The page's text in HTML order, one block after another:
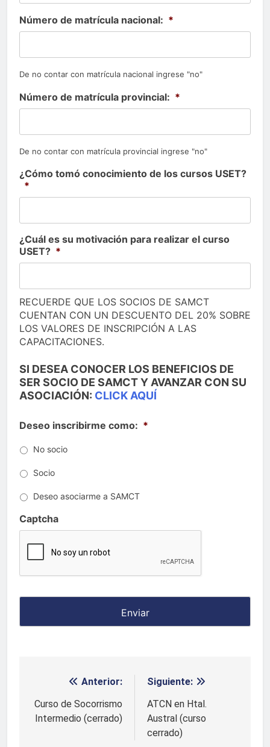
Número de matrícula nacional: *
De no contar con matrícula nacional ingrese "no"
Número de matrícula provincial: *
De no contar con matrícula provincial ingrese "no"
¿Cómo tomó conocimiento de los cursos USET?
*
¿Cuál es su motivación para realizar el curso
USET? *
RECUERDE QUE LOS SOCIOS DE SAMCT
CUENTAN CON UN DESCUENTO DEL 20% SOBRE
LOS VALORES DE INSCRIPCIÓN A LAS
CAPACITACIONES.
SI DESEA CONOCER LOS BENEFICIOS DE
SER SOCIO DE SAMCT Y AVANZAR CON SU
ASOCIACIÓN: CLICK AQUÍ
Deseo inscribirme como: *
No socio
Socio
Deseo asociarme a SAMCT
Captcha
Navegación
de
entradas
Anterior:
Curso de Socorrismo
Intermedio (cerrado)
Siguiente:
ATCN en Htal.
Austral (curso
cerrado)